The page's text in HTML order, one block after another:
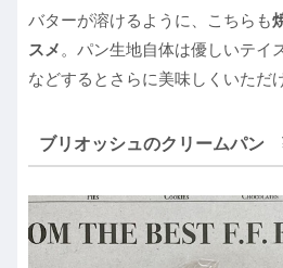
バターが溶けるように、こちらも
スメ 。パン生地自体は優しいテイ
などするとさらに美味しくいただ
ブリオッシュのクリームパン